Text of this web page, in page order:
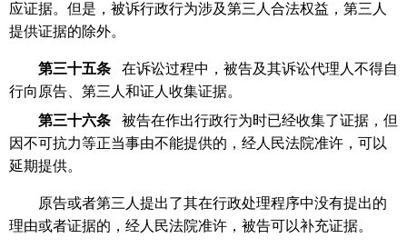
应证据。但是，被诉行政行为涉及第三人合法权益，第三人
提供证据的除外。
第三十五条
在诉讼过程中，被告及其诉讼代理人不得自
行向原告、第三人和证人收集证据。
第三十六条
被告在作出行政行为时已经收集了证据，但
因不可抗力等正当事由不能提供的，经人民法院准许，可以
延期提供。
原告或者第三人提出了其在行政处理程序中没有提出的
理由或者证据的，经人民法院准许，被告可以补充证据。